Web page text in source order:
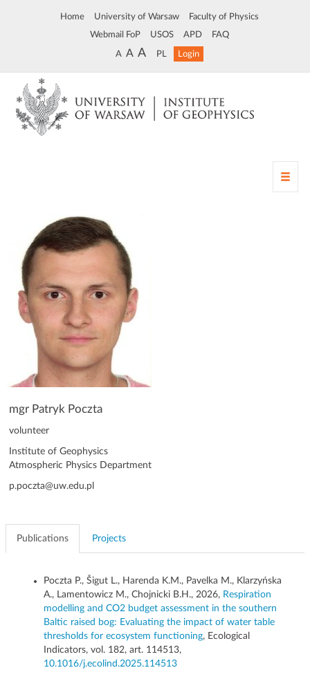
Home University of Warsaw Faculty of Physics
Webmail FoP USOS APD FAQ
A A A PL Login
T
o
mgr Patryk Poczta
volunteer
Institute of Geophysics
Atmospheric Physics Department
p.poczta@uw.edu.pl
Publications Projects
Poczta P., Šigut L., Harenda K.M., Pavelka M., Klarzyńska
A., Lamentowicz M., Chojnicki B.H., 2026, Respiration
modelling and CO2 budget assessment in the southern
Baltic raised bog: Evaluating the impact of water table
thresholds for ecosystem functioning, Ecological
Indicators, vol. 182, art. 114513,
10.1016/j.ecolind.2025.114513